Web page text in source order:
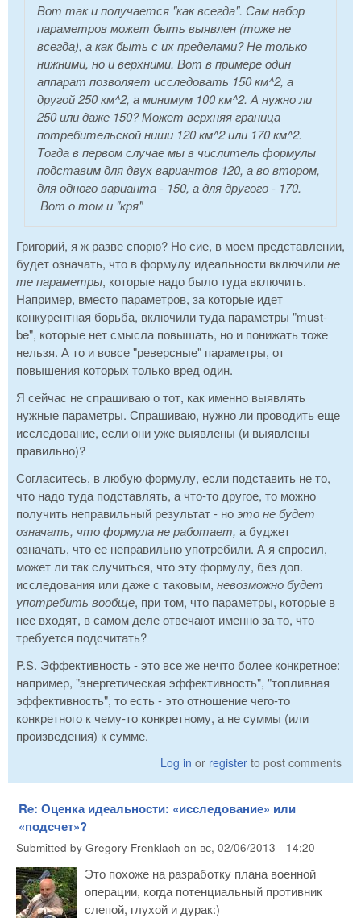
Вот так и получается "как всегда". Сам набор
параметров может быть выявлен (тоже не
всегда), а как быть с их пределами? Не только
нижними, но и верхними. Вот в примере один
аппарат позволяет исследовать 150 км^2, а
другой 250 км^2, а минимум 100 км^2. А нужно ли
250 или даже 150? Может верхняя граница
потребительской ниши 120 км^2 или 170 км^2.
Тогда в первом случае мы в числитель формулы
подставим для двух вариантов 120, а во втором,
для одного варианта - 150, а для другого - 170.
Вот о том и "кря"
Григорий, я ж разве спорю? Но сие, в моем представлении,
будет означать, что в формулу идеальности включилине
те параметры, которые надо было туда включить.
Например, вместо параметров, за которые идет
конкурентная борьба, включили туда параметры "must-
be", которые нет смысла повышать, но и понижать тоже
нельзя. А то и вовсе "реверсные" параметры, от
повышения которых только вред один.
Я сейчас не спрашиваю о тот, как именно выявлять
нужные параметры. Спрашиваю, нужно ли проводить еще
исследование, если они уже выявлены (и выявлены
правильно)?
Согласитесь, в любую формулу, если подставить не то,
что надо туда подставлять, а что-то другое, то можно
получить неправильный результат - ноэто не будет
означать, что формула не работает, а буджет
означать, что ее неправильно употребили. А я спросил,
может ли так случиться, что эту формулу, без доп.
исследования или даже с таковым, невозможно будет
употребить вообще, при том, что параметры, которые в
нее входят, в самом деле отвечают именно за то, что
требуется подсчитать?
P.S. Эффективность - это все же нечто более конкретное:
например, "энергетическая эффективность", "топливная
эффективность", то есть - это отношение чего-то
конкретного к чему-то конкретному, а не суммы (или
произведения) к сумме.
Log in or register to post comments
Re: Оценка идеальности: «исследование» или
«подсчет»?
Submitted by Gregory Frenklach on вс, 02/06/2013 - 14:20
Это похоже на разработку плана военной
операции, когда потенциальный противник
слепой, глухой и дурак:)